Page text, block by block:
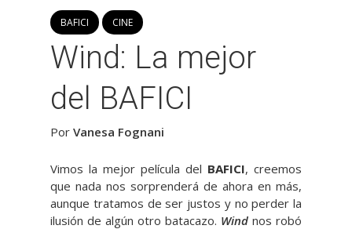
BAFICI CINE
Wind: La mejor
del BAFICI
Por Vanesa Fognani
Vimos la mejor película del BAFICI, creemos
que nada nos sorprenderá de ahora en más,
aunque tratamos de ser justos y no perder la
ilusión de algún otro batacazo. Wind nos robó